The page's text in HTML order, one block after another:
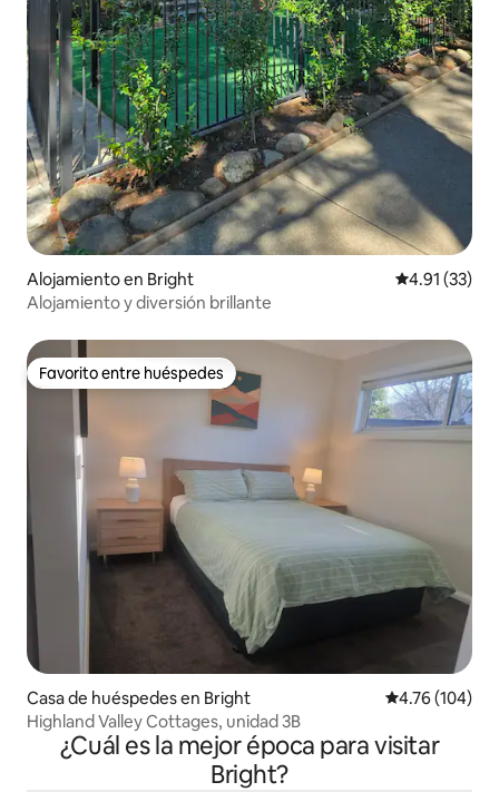
Alojamiento en Bright Calificación
4.91 (33)
Alojamiento y diversión brillante
Favorito entre huéspedes
Favorito entre huéspedes
Casa de huéspedes en Bright Calificación
4.76 (104)
Highland Valley Cottages, unidad 3B
¿Cuál es la mejor época para visitar
Bright?